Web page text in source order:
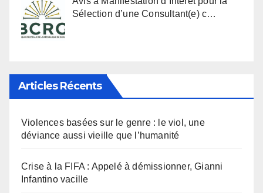
Sélection d’une Consultant(e) c…
Articles Récents
Violences basées sur le genre : le viol, une
déviance aussi vieille que l’humanité
Crise à la FIFA : Appelé à démissionner, Gianni
Infantino vacille